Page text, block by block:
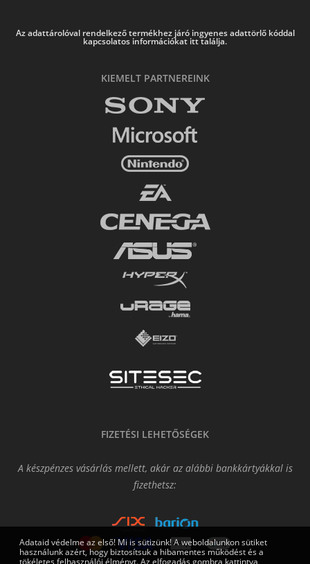
Az adattárolóval rendelkező termékhez járó ingyenes adattörlő kóddal
kapcsolatos információkat itt találja.
KIEMELT PARTNEREINK
FIZETÉSI LEHETŐSÉGEK
A készpénzes vásárlás mellett, akár az alábbi bankkártyákkal is
fizethetsz:
Adataid védelme az első! Mi is sütizünk! A weboldalunkon sütiket
használunk azért, hogy biztosítsuk a hibamentes működést és a
tökéletes felhasználói élményt. Az elfogadás gombra kattintva